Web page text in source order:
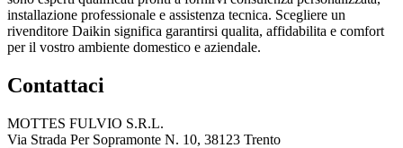
installazione professionale e assistenza tecnica. Scegliere un
rivenditore Daikin significa garantirsi qualita, affidabilita e comfort
per il vostro ambiente domestico e aziendale.
Contattaci
MOTTES FULVIO S.R.L.
Via Strada Per Sopramonte N. 10, 38123 Trento